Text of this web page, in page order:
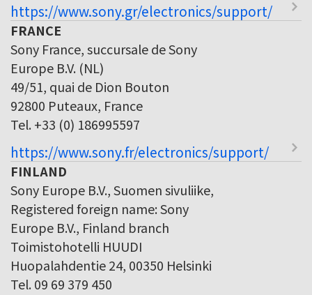
https://www.sony.gr/electronics/support/
FRANCE
Sony France, succursale de Sony
Europe B.V. (NL)
49/51, quai de Dion Bouton
92800 Puteaux, France
Tel. +33 (0) 186995597
https://www.sony.fr/electronics/support/
FINLAND
Sony Europe B.V., Suomen sivuliike,
Registered foreign name: Sony
Europe B.V., Finland branch
Toimistohotelli HUUDI
Huopalahdentie 24, 00350 Helsinki
Tel. 09 69 379 450